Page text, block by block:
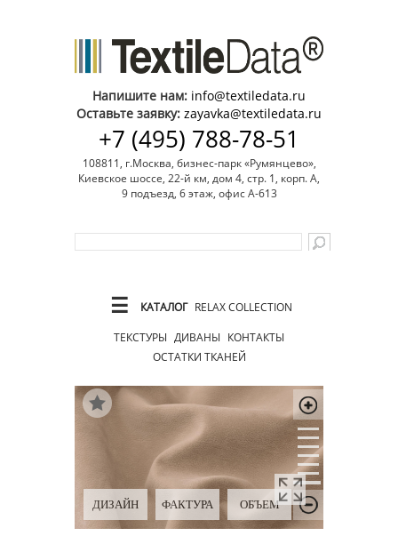
Напишите нам: info@textiledata.ru
Оставьте заявку: zayavka@textiledata.ru
+7 (495) 788-78-51
108811, г.Москва, бизнес-парк «Румянцево»,
Киевское шоссе, 22-й км, дом 4, стр. 1, корп. А,
9 подъезд, 6 этаж, офис А-613
☰ КАТАЛОГ RELAX COLLECTION
ТЕКСТУРЫ ДИВАНЫ КОНТАКТЫ
ОСТАТКИ ТКАНЕЙ
ДИЗАЙН ФАКТУРА ОБЪЕМ